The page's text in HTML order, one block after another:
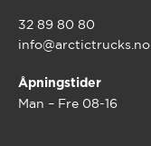
32 89 80 80
info@arctictrucks.no
Åpningstider
Man – Fre 08-16